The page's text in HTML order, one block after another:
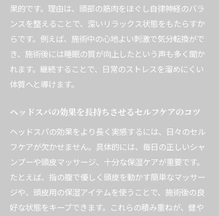
果的です。理由は、頭部の筋肉をほぐし自律神経のバラ
ンスを整えることで、深いリラックス状態をもたらすか
らです。例えば、施術中の心地よい刺激で気分転換がで
き、施術後には睡眠の質が向上したという声も多く聞か
れます。継続することで、日常のストレスを溜めにくい
体質へと導けます。
ヘッドスパの効果を長持ちさせるセルフケアのコツ
ヘッドスパの効果をより長く実感するには、日々のセル
フケアが欠かせません。具体的には、毎日の正しいシャ
ンプーや頭皮マッサージ、十分な保湿ケアが重要です。
たとえば、指の腹で優しく頭皮を動かす簡単なマッサー
ジや、頭皮用の保湿アイテムを使うことで、施術後の良
好な状態をキープできます。これらの積み重ねが、健や